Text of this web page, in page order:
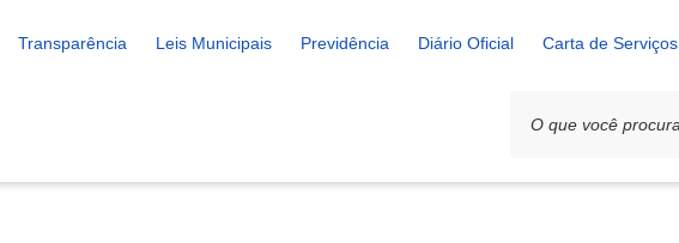
Transparência Leis Municipais Previdência Diário Oficial Carta de Serviços